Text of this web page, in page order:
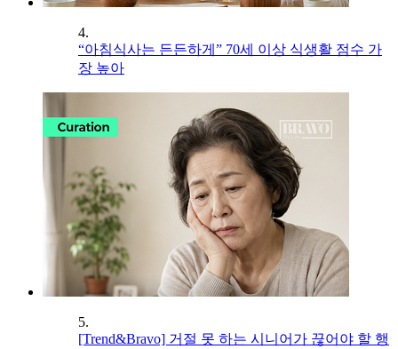
4.
“아침식사는 든든하게” 70세 이상 식생활 점수 가
장 높아
5.
[Trend&Bravo] 거절 못 하는 시니어가 끊어야 할 행